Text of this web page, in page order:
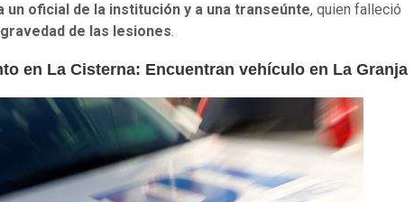
un oficial de la institución y a una transeúnte, quien falleció
gravedad de las lesiones.
en La Cisterna: Encuentran vehículo en La Granja